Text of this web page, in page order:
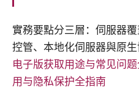
實務要點分三層：伺服器
控管、本地化伺服器與原生
电子版获取用途与常见问
用与隐私保护全指南